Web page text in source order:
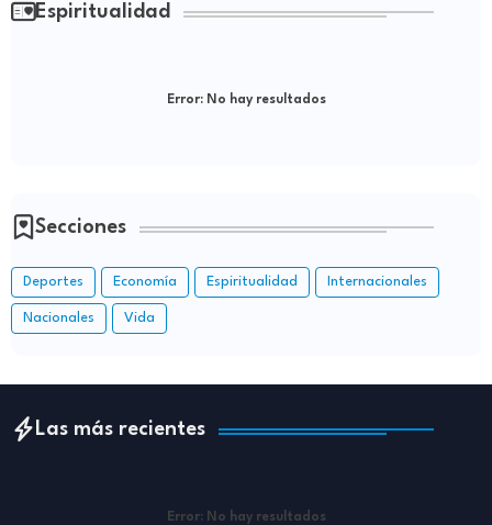
Espiritualidad
Error:No hay resultados
Secciones
Deportes Economía Espiritualidad Internacionales
Nacionales Vida
Las más recientes
Error: No hay resultados